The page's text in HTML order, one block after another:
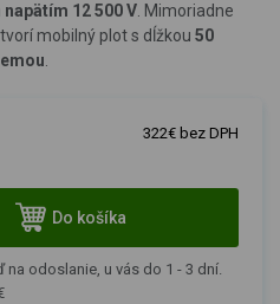
12 500 V . Mimoriadne
mobilný plot s dĺžkou 50
322€ bez DPH
Do košíka
na odoslanie, u vás do 1 - 3 dní.